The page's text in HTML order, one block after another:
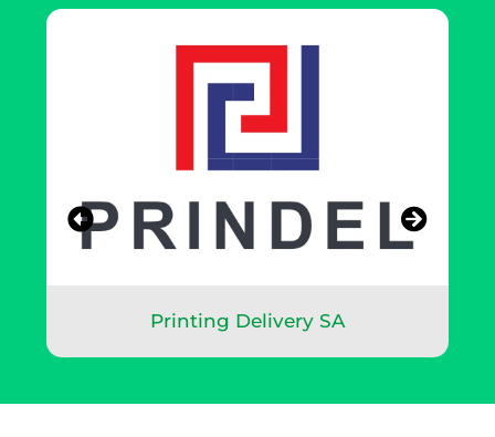
Printing Delivery SA